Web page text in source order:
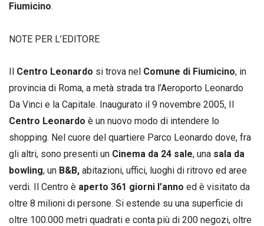
Fiumicino.
NOTE PER L’EDITORE
Il Centro Leonardo si trova nel Comune di Fiumicino, in
provincia di Roma, a metà strada tra l’Aeroporto Leonardo
Da Vinci e la Capitale. Inaugurato il 9 novembre 2005, Il
Centro Leonardo è un nuovo modo di intendere lo
shopping. Nel cuore del quartiere Parco Leonardo dove, fra
gli altri, sono presenti un Cinema da 24 sale, una sala da
bowling, un B&B, abitazioni, uffici, luoghi di ritrovo ed aree
verdi. Il Centro è aperto 361 giorni l’anno ed è visitato da
oltre 8 milioni di persone. Si estende su una superficie di
oltre 100.000 metri quadrati e conta più di 200 negozi, oltre